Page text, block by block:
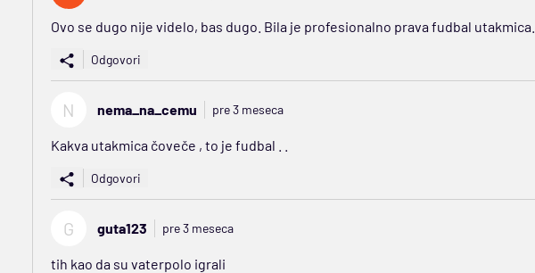
Ovo se dugo nije videlo, bas dugo. Bila je profesionalno prava fudbal utakmica...
Odgovori
N nema_na_cemu pre 3 meseca
Kakva utakmica čoveče , to je fudbal . .
Odgovori
G guta123 pre 3 meseca
tih kao da su vaterpolo igrali